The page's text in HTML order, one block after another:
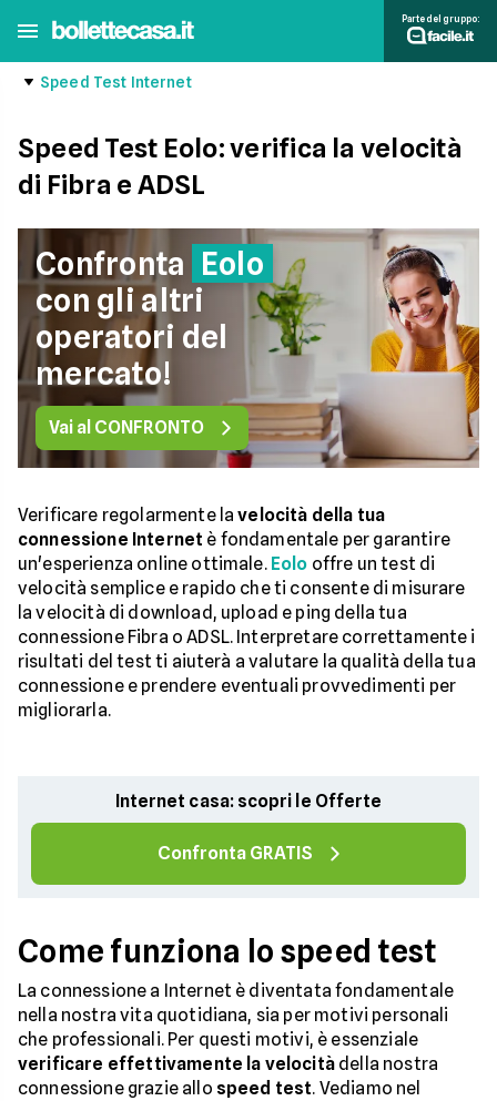
Parte del gruppo:
Speed Test Internet
Speed Test Eolo: verifica la velocità
di Fibra e ADSL
Confronta Eolo
con gli altri
operatori del
mercato!
Vai al CONFRONTO
Verificare regolarmente lavelocità della tua
connessione Internet è fondamentale per garantire
un'esperienza online ottimale. Eolo offre un test di
velocità semplice e rapido che ti consente di misurare
la velocità di download, upload e ping della tua
connessione Fibra o ADSL. Interpretare correttamente i
risultati del test ti aiuterà a valutare la qualità della tua
connessione e prendere eventuali provvedimenti per
migliorarla.
Internet casa: scopri le Offerte
Confronta GRATIS
Come funziona lo speed test
La connessione a Internet è diventata fondamentale
nella nostra vita quotidiana, sia per motivi personali
che professionali. Per questi motivi, è essenziale
verificare effettivamente la velocitàdella nostra
connessione grazie allo speed test. Vediamo nel